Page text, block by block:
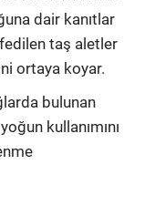
dair kanıtlar
taş aletler
ortaya koyar.
bulunan
kullanımını